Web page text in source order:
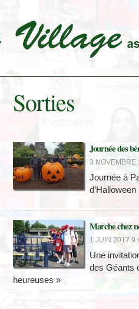
Sorties
Journée des
3 NOVEMBRE
Journée à
d’Halloween
Marche chez
1 JUIN 2017 9
Une
des Géants
heureuses »